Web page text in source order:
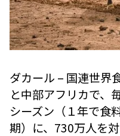
ダカール – 国連世界
と中部アフリカで、
シーズン（１年で食
期）に、730万人を